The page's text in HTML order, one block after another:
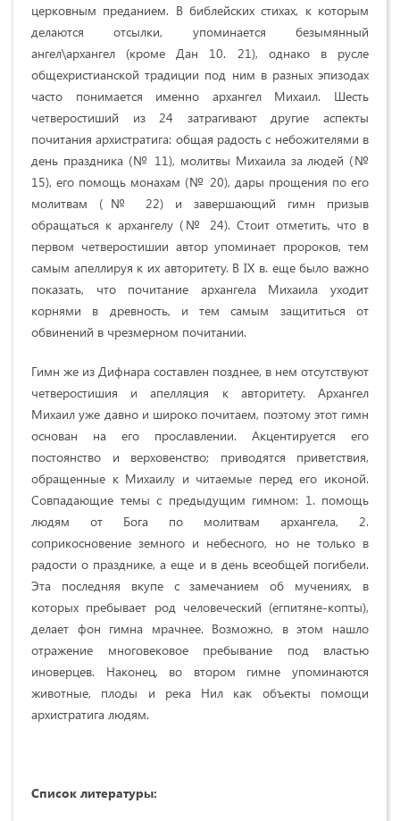
церковным преданием. В библейских стихах, к которым
делаются отсылки, упоминается безымянный
ангел\архангел (кроме Дан 10. 21), однако в русле
общехристианской традиции под ним в разных эпизодах
часто понимается именно архангел Михаил. Шесть
четверостиший из 24 затрагивают другие аспекты
почитания архистратига: общая радость с небожителями в
день праздника (№ 11), молитвы Михаила за людей (№
15), его помощь монахам (№ 20), дары прощения по его
молитвам (№ 22) и завершающий гимн призыв
обращаться к архангелу (№ 24). Стоит отметить, что в
первом четверостишии автор упоминает пророков, тем
самым апеллируя к их авторитету. В IX в. еще было важно
показать, что почитание архангела Михаила уходит
корнями в древность, и тем самым защититься от
обвинений в чрезмерном почитании.
Гимн же из Дифнара составлен позднее, в нем отсутствуют
четверостишия и апелляция к авторитету. Архангел
Михаил уже давно и широко почитаем, поэтому этот гимн
основан на его прославлении. Акцентируется его
постоянство и верховенство; приводятся приветствия,
обращенные к Михаилу и читаемые перед его иконой.
Совпадающие темы с предыдущим гимном: 1. помощь
людям от Бога по молитвам архангела, 2.
соприкосновение земного и небесного, но не только в
радости о празднике, а еще и в день всеобщей погибели.
Эта последняя вкупе с замечанием об мучениях, в
которых пребывает род человеческий (егпитяне-копты),
делает фон гимна мрачнее. Возможно, в этом нашло
отражение многовековое пребывание под властью
иноверцев. Наконец, во втором гимне упоминаются
животные, плоды и река Нил как объекты помощи
архистратига людям.
Список литературы: